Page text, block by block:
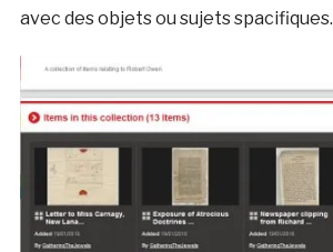
avec des objets ou sujets spacifiques.